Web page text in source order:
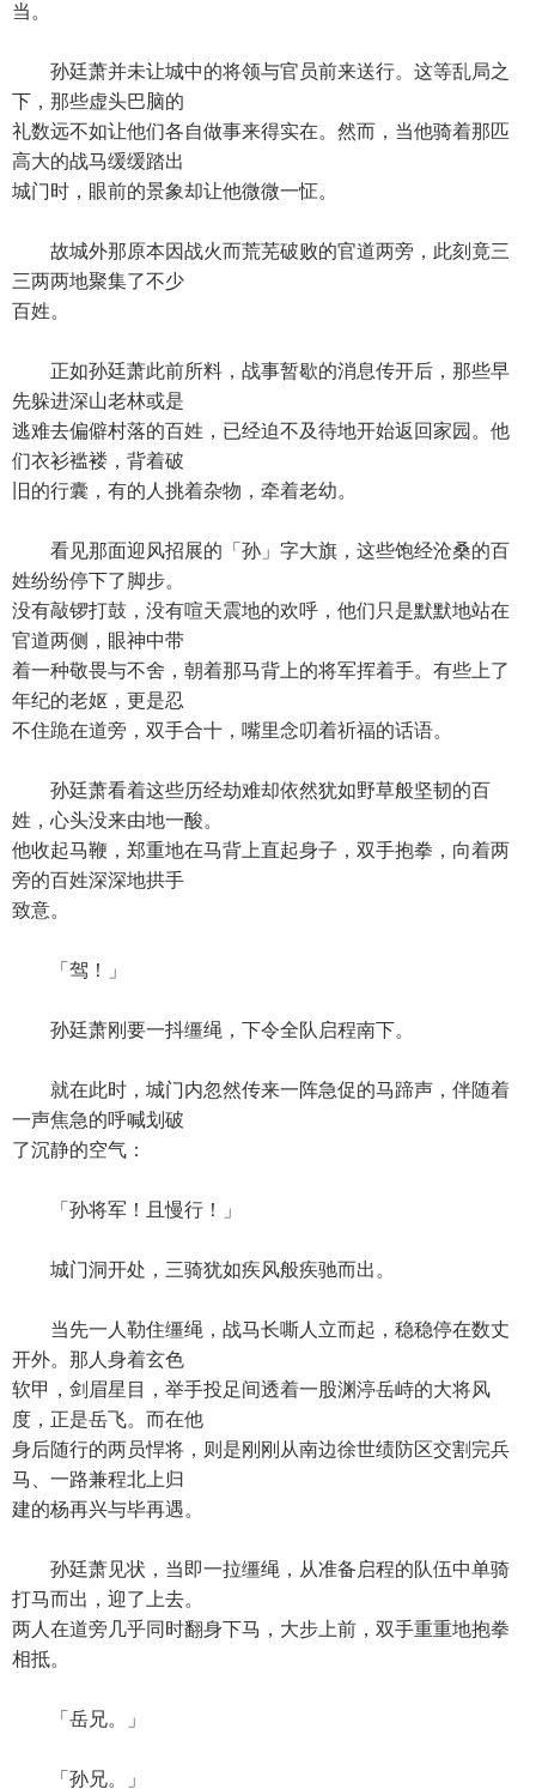
当。
孙廷萧并未让城中的将领与官员前来送行。这等乱局之
下，那些虚头巴脑的
礼数远不如让他们各自做事来得实在。然而，当他骑着那匹
高大的战马缓缓踏出
城门时，眼前的景象却让他微微一怔。
故城外那原本因战火而荒芜破败的官道两旁，此刻竟三
三两两地聚集了不少
百姓。
正如孙廷萧此前所料，战事暂歇的消息传开后，那些早
先躲进深山老林或是
逃难去偏僻村落的百姓，已经迫不及待地开始返回家园。他
们衣衫褴褛，背着破
旧的行囊，有的人挑着杂物，牵着老幼。
看见那面迎风招展的「孙」字大旗，这些饱经沧桑的百
姓纷纷停下了脚步。
没有敲锣打鼓，没有喧天震地的欢呼，他们只是默默地站在
官道两侧，眼神中带
着一种敬畏与不舍，朝着那马背上的将军挥着手。有些上了
年纪的老妪，更是忍
不住跪在道旁，双手合十，嘴里念叨着祈福的话语。
孙廷萧看着这些历经劫难却依然犹如野草般坚韧的百
姓，心头没来由地一酸。
他收起马鞭，郑重地在马背上直起身子，双手抱拳，向着两
旁的百姓深深地拱手
致意。
「驾！」
孙廷萧刚要一抖缰绳，下令全队启程南下。
就在此时，城门内忽然传来一阵急促的马蹄声，伴随着
一声焦急的呼喊划破
了沉静的空气：
「孙将军！且慢行！」
城门洞开处，三骑犹如疾风般疾驰而出。
当先一人勒住缰绳，战马长嘶人立而起，稳稳停在数丈
开外。那人身着玄色
软甲，剑眉星目，举手投足间透着一股渊渟岳峙的大将风
度，正是岳飞。而在他
身后随行的两员悍将，则是刚刚从南边徐世绩防区交割完兵
马、一路兼程北上归
建的杨再兴与毕再遇。
孙廷萧见状，当即一拉缰绳，从准备启程的队伍中单骑
打马而出，迎了上去。
两人在道旁几乎同时翻身下马，大步上前，双手重重地抱拳
相抵。
「岳兄。」
「孙兄。」